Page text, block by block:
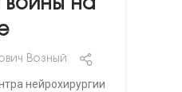
войны на
Возный
нейрохирургии